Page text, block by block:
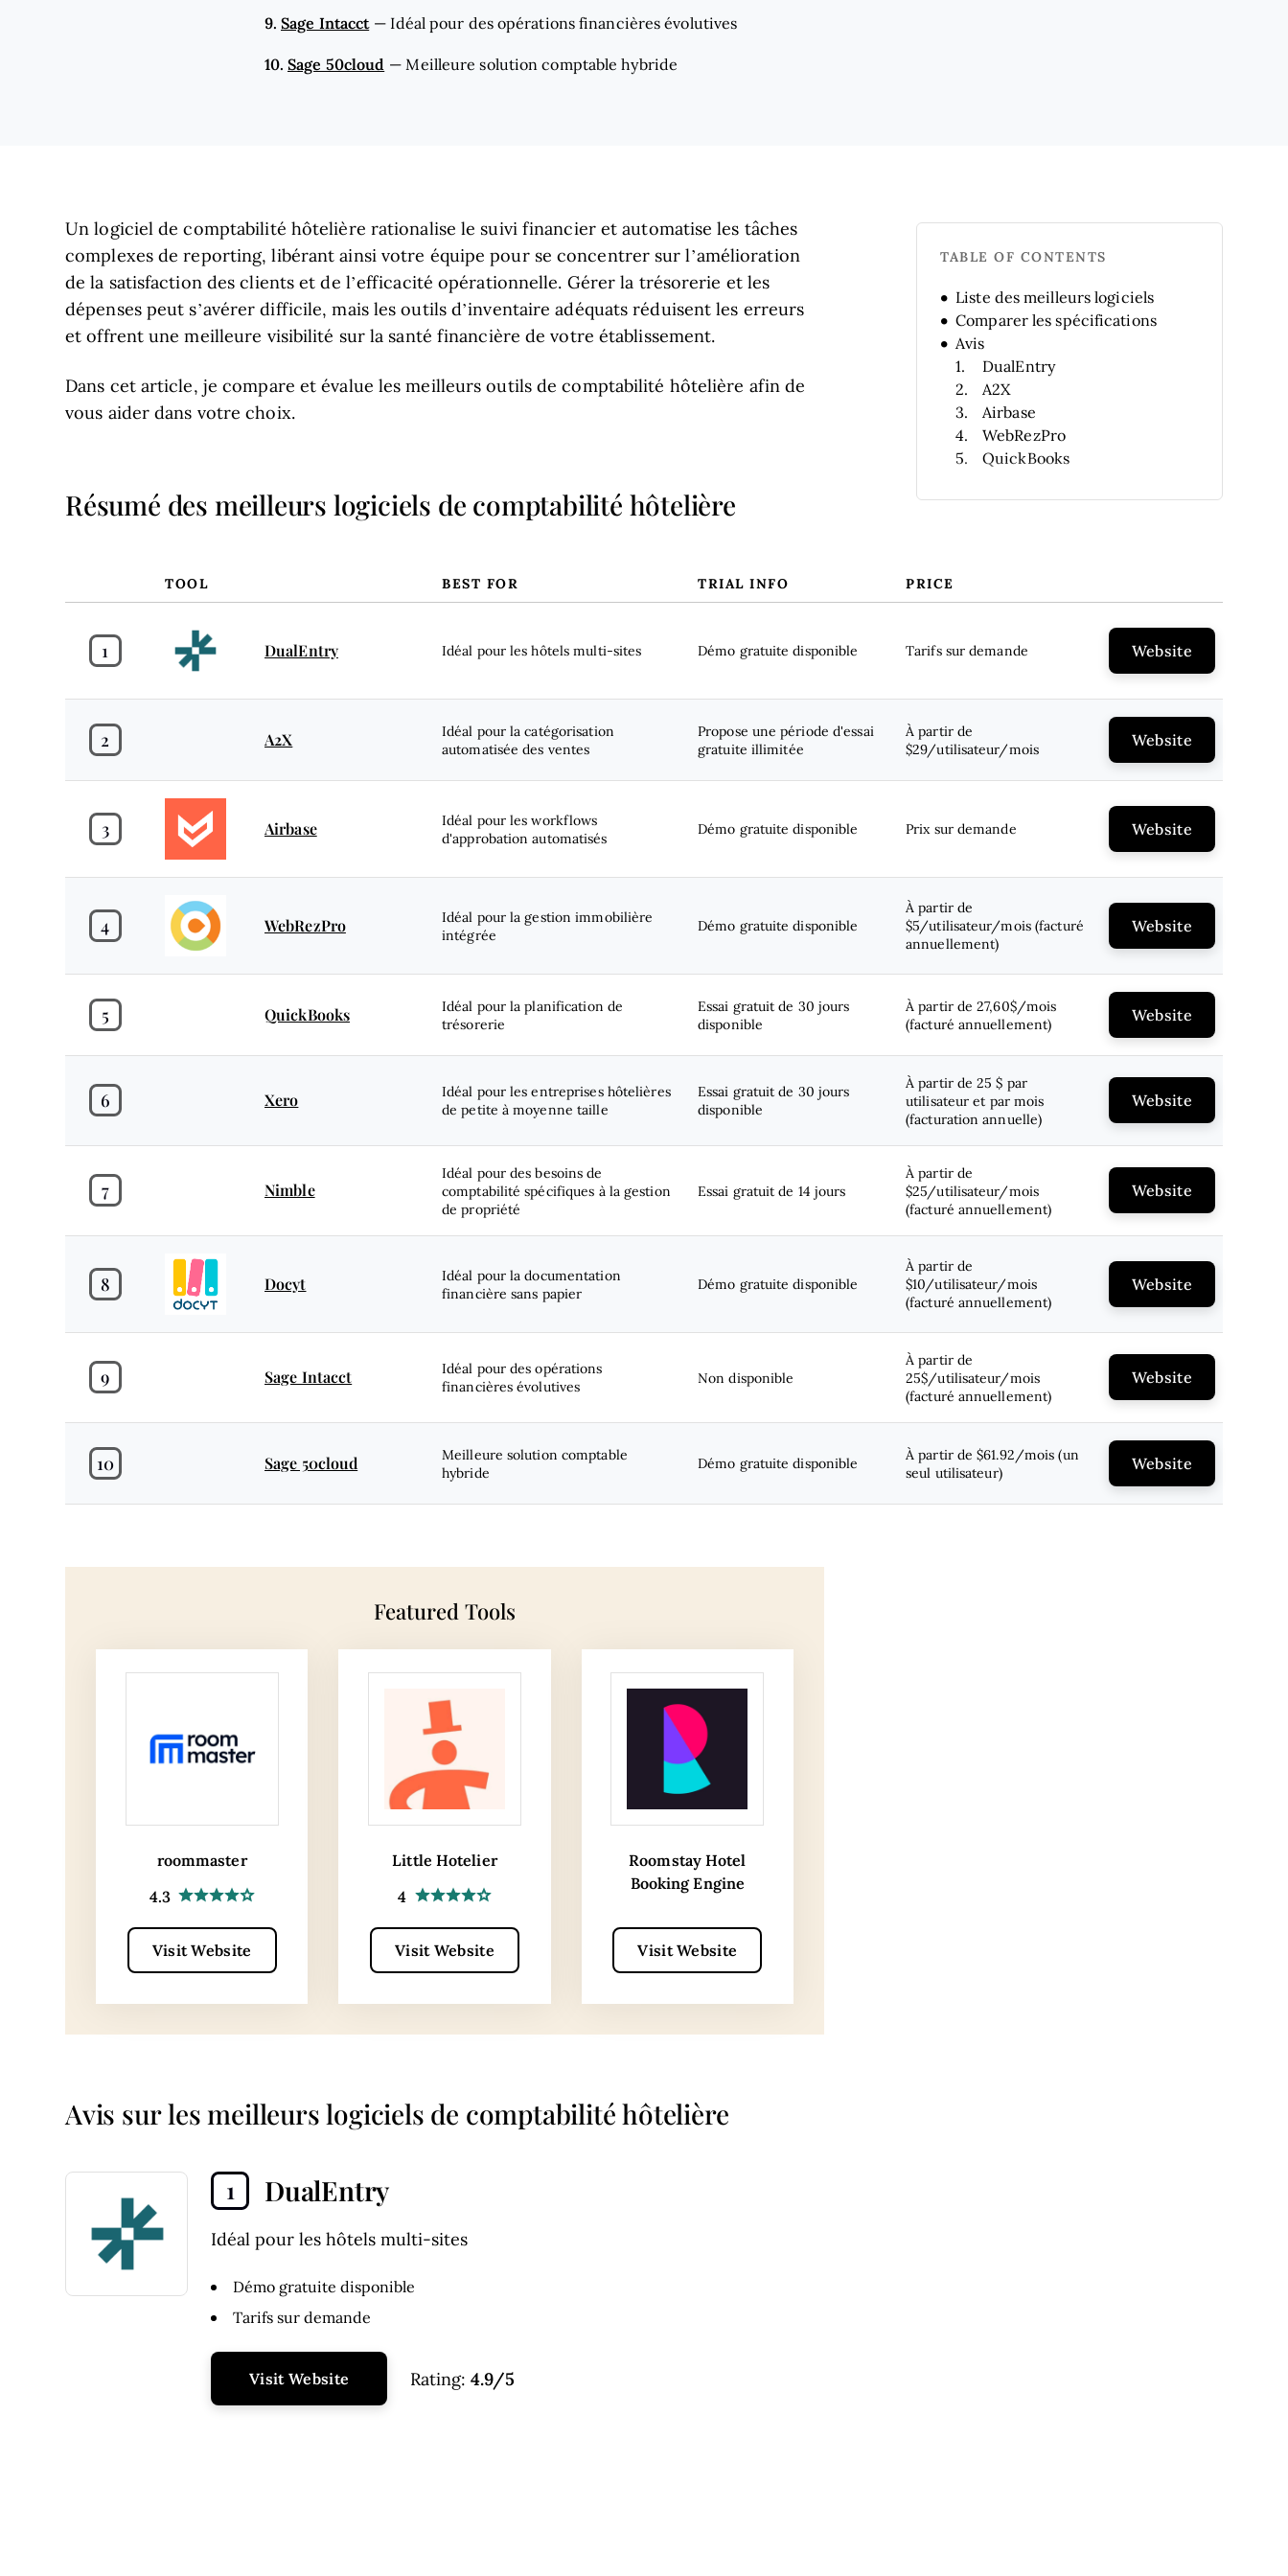
9. Sage Intacct — Idéal pour des opérations financières évolutives
10. Sage 50cloud — Meilleure solution comptable hybride
Un logiciel de comptabilité hôtelière rationalise le suivi financier et automatise les tâches
complexes de reporting, libérant ainsi votre équipe pour se concentrer sur l’amélioration
de la satisfaction des clients et de l’efficacité opérationnelle. Gérer la trésorerie et les
dépenses peut s’avérer difficile, mais les outils d’inventaire adéquats réduisent les erreurs
et offrent une meilleure visibilité sur la santé financière de votre établissement.
Dans cet article, je compare et évalue les meilleurs outils de comptabilité hôtelière afin de
vous aider dans votre choix.
Résumé des meilleurs logiciels de comptabilité hôtelière
TOOL BEST FOR TRIAL INFO PRICE
1 DualEntry Idéal pour les hôtels multi-sites Démo gratuite disponible Tarifs sur demande Website
2 A2X
Idéal pour la catégorisation
automatisée des ventes
Propose une période d'essai
gratuite illimitée
À partir de
$29/utilisateur/mois
Website
3 Airbase
Idéal pour les workflows
d'approbation automatisés
Démo gratuite disponible Prix sur demande Website
4 WebRezPro
Idéal pour la gestion immobilière
intégrée
Démo gratuite disponible
À partir de
$5/utilisateur/mois (facturé
annuellement)
Website
5 QuickBooks
Idéal pour la planification de
trésorerie
Essai gratuit de 30 jours
disponible
À partir de 27,60$/mois
(facturé annuellement)
Website
6 Xero
Idéal pour les entreprises hôtelières
de petite à moyenne taille
Essai gratuit de 30 jours
disponible
À partir de 25 $ par
utilisateur et par mois
(facturation annuelle)
Website
7 Nimble
Idéal pour des besoins de
comptabilité spécifiques à la gestion
de propriété
Essai gratuit de 14 jours
À partir de
$25/utilisateur/mois
(facturé annuellement)
Website
8 Docyt
Idéal pour la documentation
financière sans papier
Démo gratuite disponible
À partir de
$10/utilisateur/mois
(facturé annuellement)
Website
9 Sage Intacct
Idéal pour des opérations
financières évolutives
Non disponible
À partir de
25$/utilisateur/mois
(facturé annuellement)
Website
10 Sage 50cloud
Meilleure solution comptable
hybride
Démo gratuite disponible
À partir de $61.92/mois (un
seul utilisateur)
Website
Featured Tools
roommaster
4.3
Visit Website
Little Hotelier
4
Visit Website
Roomstay Hotel
Booking Engine
Visit Website
Avis sur les meilleurs logiciels de comptabilité hôtelière
1 DualEntry
Idéal pour les hôtels multi-sites
Démo gratuite disponible
Tarifs sur demande
Visit Website Rating: 4.9/5
TABLE OF CONTENTS
Liste des meilleurs logiciels
Comparer les spécifications
Avis
DualEntry
A2X
Airbase
WebRezPro
QuickBooks
Nimble
Avis connexes
Fonctionnalités clés à
rechercher
FAQ